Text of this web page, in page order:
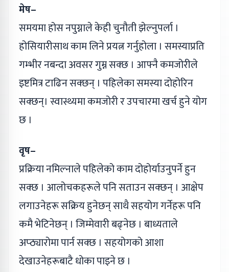
मेष–
समयमा होस नपुग्नाले केही चुनौती झेल्नुपर्ला ।
होसियारीसाथ काम लिने प्रयत्न गर्नुहोला । समस्याप्रति
गम्भीर नबन्दा अवसर गुम्न सक्छ । आफ्नै कमजोरीले
इष्टमित्र टाढिन सक्छन् । पहिलेका समस्या दोहोरिन
सक्छन्। स्वास्थ्यमा कमजोरी र उपचारमा खर्च हुने योग
छ ।
वृष–
प्रक्रिया नमिल्नाले पहिलेको काम दोहोर्याउनुपर्ने हुन
सक्छ । आलोचकहरूले पनि सताउन सक्छन् । आक्षेप
लगाउनेहरू सक्रिय हुनेछन् साथै सहयोग गर्नेहरू पनि
कमै भेटिनेछन् । जिम्मेवारी बढ्नेछ । बाध्यताले
अप्ठ्यारोमा पार्न सक्छ । सहयोगको आशा
देखाउनेहरूबाटै धोका पाइने छ ।